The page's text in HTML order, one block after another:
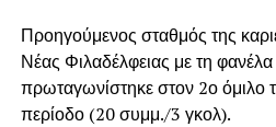
Προηγούμενος σταθμός της
Νέας Φιλαδέλφειας με τη
πρωταγωνίστηκε στον 2ο όμιλο
περίοδο (20 συμμ./3 γκολ).